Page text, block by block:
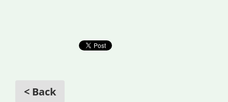
< Back